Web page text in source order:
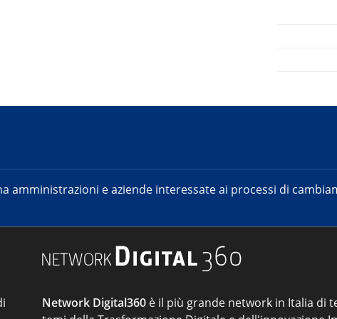
amministrazioni e aziende interessate ai processi di
Network Digital360 è il più grande network in Italia di